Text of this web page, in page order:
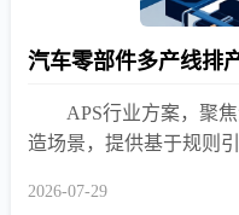
汽车零部件多产线排
APS行业方案，聚
造场景，提供基于规则
套联动，破解人工排产
2026-07-29